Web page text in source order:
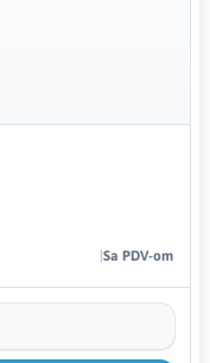
Sa PDV-om